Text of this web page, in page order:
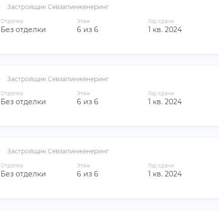
Застройщик Севзапинженеринг
Отделка
Без отделки
Этаж
6 из 6
Год сдачи
1 кв. 2024
Застройщик Севзапинженеринг
Отделка
Без отделки
Этаж
6 из 6
Год сдачи
1 кв. 2024
Застройщик Севзапинженеринг
Отделка
Без отделки
Этаж
6 из 6
Год сдачи
1 кв. 2024